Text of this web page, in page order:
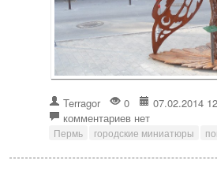
Terragor 0
07.02.2014
комментариев нет
Пермь городские миниатюры